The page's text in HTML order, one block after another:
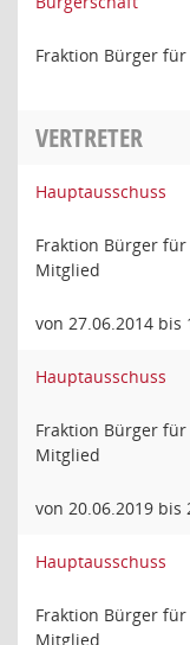
Fraktion Bürger
VERTRETER
Hauptausschuss
Fraktion Bürger
Mitglied
von 27.06.2014 bis
Hauptausschuss
Fraktion Bürger
Mitglied
von 20.06.2019 bis
Hauptausschuss
Fraktion Bürger
Mitglied